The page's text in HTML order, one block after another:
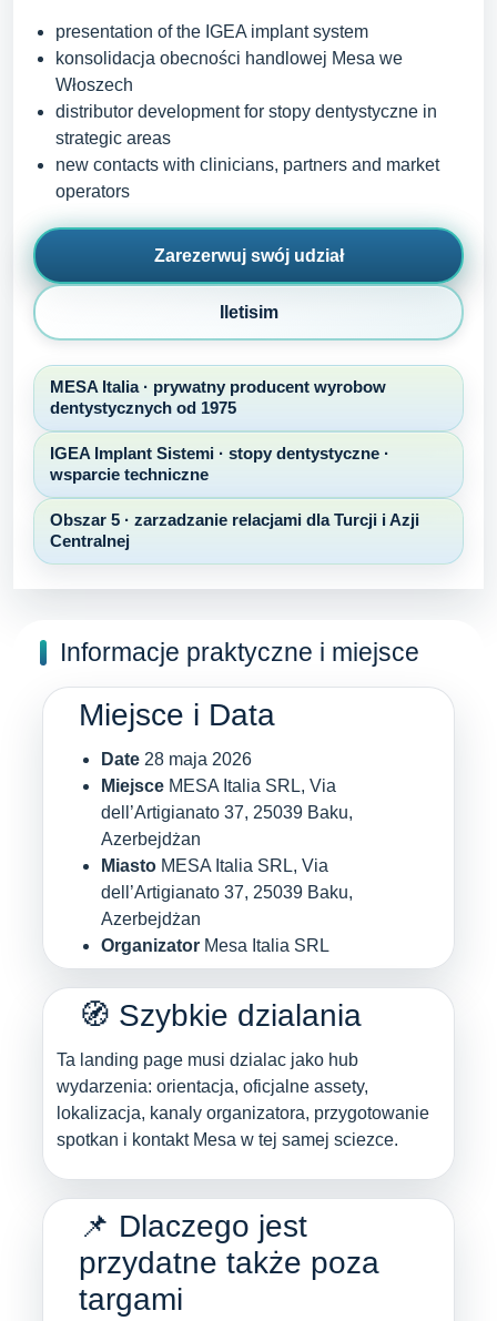
presentation of the IGEA implant system
konsolidacja obecności handlowej Mesa we
Włoszech
distributor development for stopy dentystyczne in
strategic areas
new contacts with clinicians, partners and market
operators
Zarezerwuj swój udział
Iletisim
MESA Italia · prywatny producent wyrobow
dentystycznych od 1975
IGEA Implant Sistemi · stopy dentystyczne ·
wsparcie techniczne
Obszar 5 · zarzadzanie relacjami dla Turcji i Azji
Centralnej
Informacje praktyczne i miejsce
Miejsce i Data
Date 28 maja 2026
Miejsce MESA Italia SRL, Via
dell’Artigianato 37, 25039 Baku,
Azerbejdżan
Miasto MESA Italia SRL, Via
dell’Artigianato 37, 25039 Baku,
Azerbejdżan
Organizator Mesa Italia SRL
🧭 Szybkie dzialania
Ta landing page musi dzialac jako hub
wydarzenia: orientacja, oficjalne assety,
lokalizacja, kanaly organizatora, przygotowanie
spotkan i kontakt Mesa w tej samej sciezce.
📌 Dlaczego jest
przydatne także poza
targami